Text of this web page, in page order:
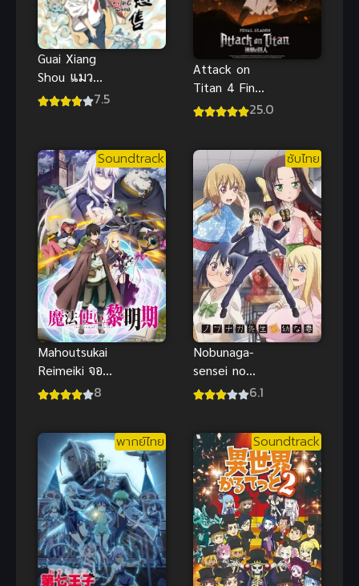
Guai Xiang
Shou แมว
พิศวงคนอลเวง
7.5
Attack on
Titan 4 Final
Season ผ่า25.0
Soundtrack
Mahoutsukai
Reimeiki จอม
เวทแห่ง
8
ซับไทย
Nobunaga-
sensei no
Osanazuma
กะ
6.1
พากย์ไทย Soundtrack